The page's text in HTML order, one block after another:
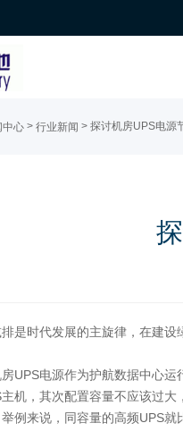
中心 > 行业新闻 > 探讨机房UPS电源
是时代发展的主旋律，在建设
电源作为护航数据中心运
主机，其次配置容量不应该过
例来说，同容量的高频UPS就